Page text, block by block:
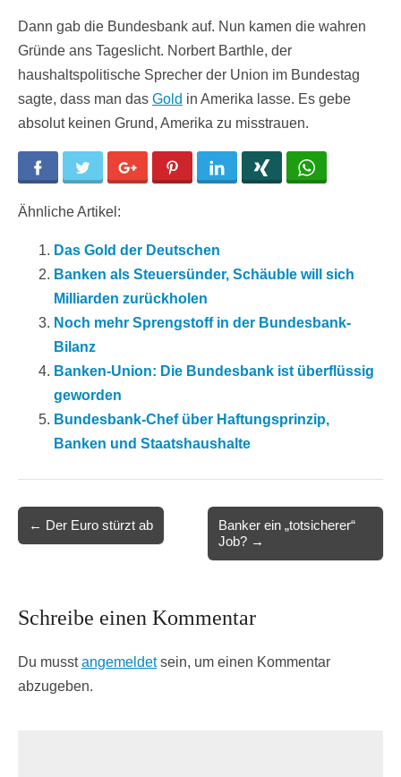
Dann gab die Bundesbank auf. Nun kamen die wahren
Gründe ans Tageslicht. Norbert Barthle, der
haushaltspolitische Sprecher der Union im Bundestag
sagte, dass man das Gold in Amerika lasse. Es gebe
absolut keinen Grund, Amerika zu misstrauen.
Facebook Twitter Google+ Pinterest LinkedIn
Ähnliche Artikel:
Das Gold der Deutschen
Banken als Steuersünder, Schäuble will sich
Milliarden zurückholen
Noch mehr Sprengstoff in der Bundesbank-
Bilanz
Banken-Union: Die Bundesbank ist überflüssig
geworden
Bundesbank-Chef über Haftungsprinzip,
Banken und Staatshaushalte
navigation
← Der Euro stürzt ab
Banker ein „totsicherer“
Job? →
Schreibe einen Kommentar
Du musstangemeldetsein, um einen Kommentar
abzugeben.